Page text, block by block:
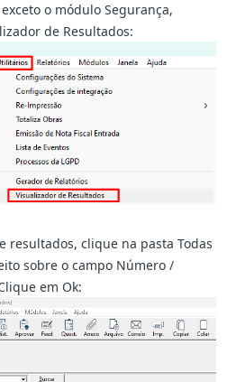
o módulo Segurança,
de Resultados:
resultados, clique na pasta Todas
sobre o campo Número /
em Ok: